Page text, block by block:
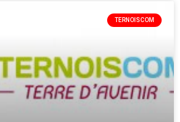
TERNOISCOM